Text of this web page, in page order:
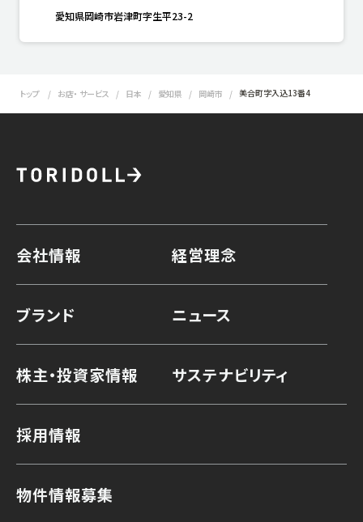
愛知県岡崎市岩津町字生平23-2
トップ お店・ サービス 日本 愛知県 岡崎市 美合町字入込13番4
会社情報 経営理念
ブランド ニュース
株主・投資家情報 サステナビリティ
採用情報
物件情報募集